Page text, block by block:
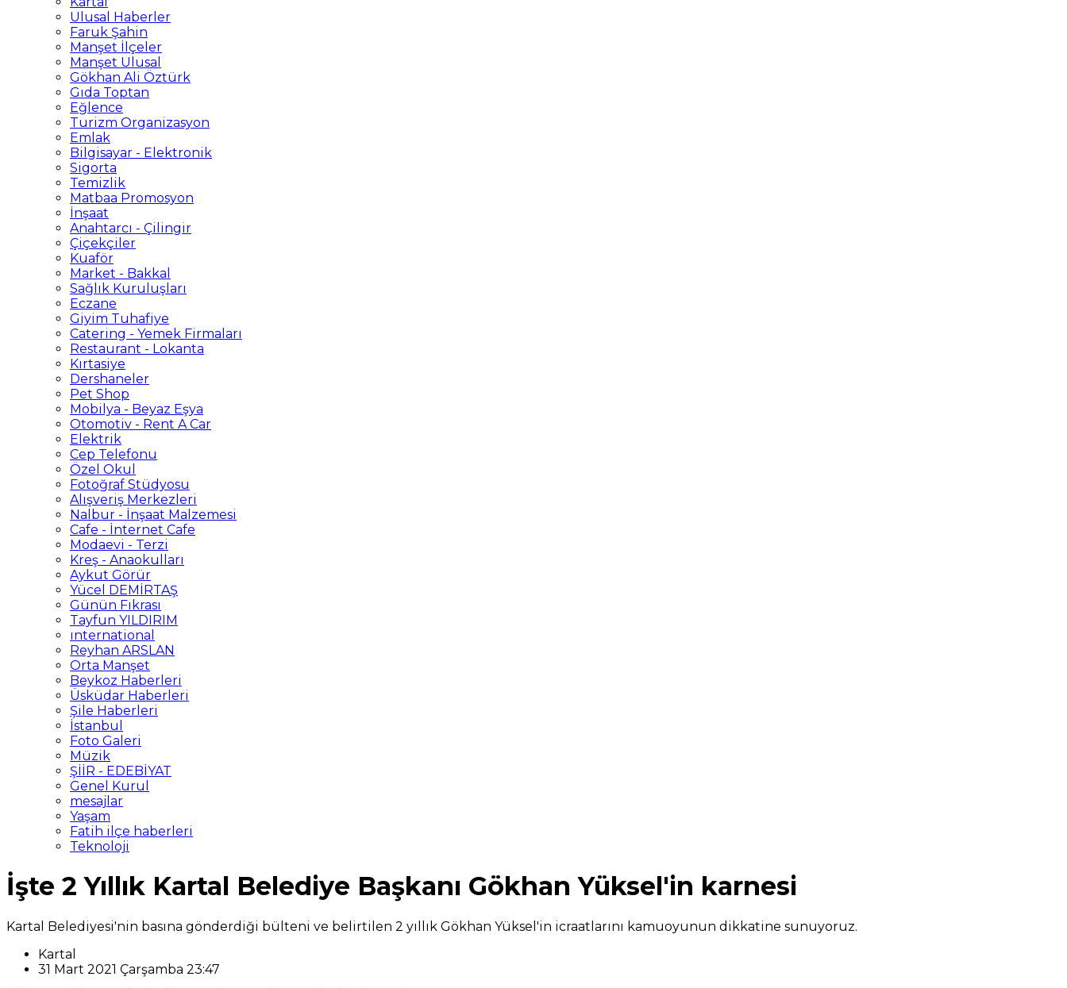
Ulusal Haberler
Faruk Şahin
Manşet İlçeler
Manşet Ulusal
Gökhan Ali Öztürk
Gıda Toptan
Eğlence
Turizm Organizasyon
Emlak
Bilgisayar - Elektronik
Sigorta
Temizlik
Matbaa Promosyon
İnşaat
Anahtarcı - Çilingir
Çiçekçiler
Kuaför
Market - Bakkal
Sağlık Kuruluşları
Eczane
Giyim Tuhafiye
Catering - Yemek Firmaları
Restaurant - Lokanta
Kırtasiye
Dershaneler
Pet Shop
Mobilya - Beyaz Eşya
Otomotiv - Rent A Car
Elektrik
Cep Telefonu
Özel Okul
Fotoğraf Stüdyosu
Alışveriş Merkezleri
Nalbur - İnşaat Malzemesi
Cafe - İnternet Cafe
Modaevi - Terzi
Kreş - Anaokulları
Aykut Görür
Yücel DEMİRTAŞ
Günün Fıkrası
Tayfun YILDIRIM
ınternational
Reyhan ARSLAN
Orta Manşet
Beykoz Haberleri
Üsküdar Haberleri
Şile Haberleri
İstanbul
Foto Galeri
Müzik
ŞİİR - EDEBİYAT
Genel Kurul
mesajlar
Yaşam
Fatih ilçe haberleri
Teknoloji
İşte 2 Yıllık Kartal Belediye Başkanı Gökhan Yüksel'in karnesi
Kartal Belediyesi'nin basına gönderdiği bülteni ve belirtilen 2 yıllık Gökhan Yüksel'in icraatlarını kamuoyunun dikkatine sunuyoruz.
Kartal
31 Mart 2021 Çarşamba 23:47